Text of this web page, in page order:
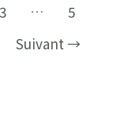
3 …
5
Suivant→